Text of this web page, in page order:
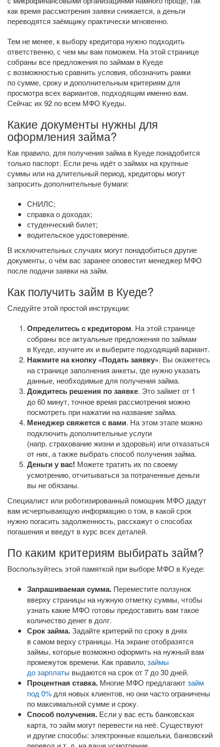
как время рассмотрения заявки снижается, а деньги
переводятся заёмщику практически мгновенно.
Тем не менее, к выбору кредитора нужно подходить
ответственно, с чем мы вам поможем. На этой странице
собраны все предложения по займам в Куеде
с возможностью сравнить условия, обозначить рамки
по сумме, сроку и дополнительным критериям для
просмотра всех вариантов, подходящим именно вам.
Сейчас их 92 по всем МФО Куеды.
Какие документы нужны для
оформления займа?
Как правило, для получения займа в Куеде понадобится
только паспорт. Если речь идёт о займах на крупные
суммы или на длительный период, кредиторы могут
запросить дополнительные бумаги:
СНИЛС;
справка о доходах;
студенческий билет;
водительское удостоверение.
В исключительных случаях могут понадобиться другие
документы, о чём вас заранее оповестит менеджер МФО
после подачи заявки на займ.
Как получить займ в Куеде?
Следуйте этой простой инструкции:
Определитесь с кредитором. На этой странице
собраны все актуальные предложения по займам
в Куеде, изучите их и выберите подходящий вариант.
Нажмите на кнопку «Подать заявку». Вы окажетесь
на странице заполнения анкеты, где нужно указать
данные, необходимые для получения займа.
Дождитесь решения по заявке. Это займет от 1
до 60 минут, точное время рассмотрения можно
посмотреть при нажатии на название займа.
Менеджер свяжется с вами. На этом этапе можно
подключить дополнительные услуги
(напр. страхование жизни и здоровья) или отказаться
от них, а также выбрать способ получения займа.
Деньги у вас! Можете тратить их по своему
усмотрению, отчитываться за потраченные деньги
вы не обязаны.
Специалист или роботизированный помощник МФО дадут
вам исчерпывающую информацию о том, в какой срок
нужно погасить задолженность, расскажут о способах
погашения и введут в курс всех деталей.
По каким критериям выбирать займ?
Воспользуйтесь этой памяткой при выборе МФО в Куеде:
Запрашиваемая сумма. Переместите ползунок
вверху страницы на нужную отметку суммы, чтобы
узнать какие МФО готовы предоставить вам такое
количество денег в долг.
Срок займа.Задайте критерий по сроку в днях
в самом верху страницы. На экране отобразятся
займы, которые возможно оформить на нужный вам
промежуток времени. Как правило, займы
до зарплаты выдаются на срок от 7 до 30 дней.
Процентная ставка. Многие МФО предлагаютзайм
под 0% для новых клиентов, но они часто ограничены
по максимальной сумме и сроку.
Способ получения. Если у вас есть банковская
карта, то займ могут перевести на неё. Существуют
и другие способы: электронные кошельки, банковский